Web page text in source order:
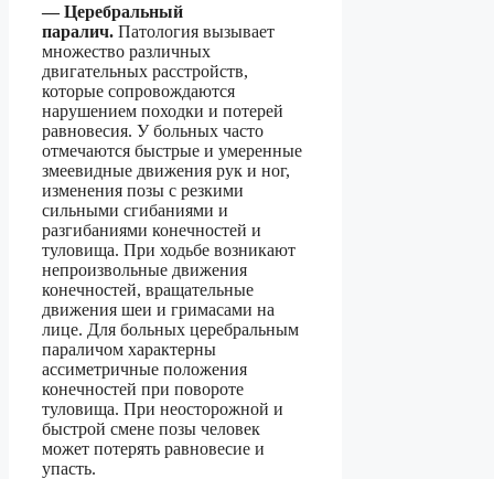
— Церебральный
паралич. Патология вызывает
множество различных
двигательных расстройств,
которые сопровождаются
нарушением походки и потерей
равновесия. У больных часто
отмечаются быстрые и умеренные
змеевидные движения рук и ног,
изменения позы с резкими
сильными сгибаниями и
разгибаниями конечностей и
туловища. При ходьбе возникают
непроизвольные движения
конечностей, вращательные
движения шеи и гримасами на
лице. Для больных церебральным
параличом характерны
ассиметричные положения
конечностей при повороте
туловища. При неосторожной и
быстрой смене позы человек
может потерять равновесие и
упасть.